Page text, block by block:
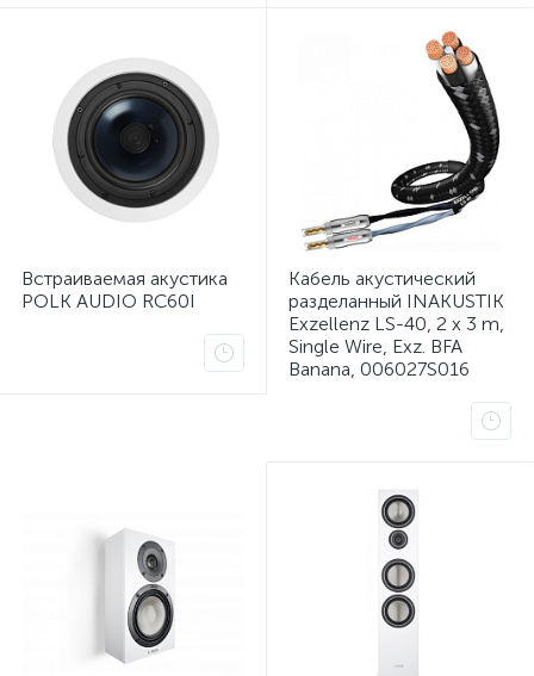
Встраиваемая акустика
POLK AUDIO RC60I
Кабель акустический
разделанный INAKUSTIK
Exzellenz LS-40, 2 x 3 m,
Single Wire, Exz. BFA
Banana, 006027S016